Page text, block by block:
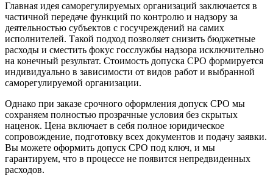
Главная идея саморегулируемых организаций заключается в
частичной передаче функций по контролю и надзору за
деятельностью субъектов с госучреждений на самих
исполнителей. Такой подход позволяет снизить бюджетные
расходы и сместить фокус госслужбы надзора исключительно
на конечный результат. Стоимость допуска СРО формируется
индивидуально в зависимости от видов работ и выбранной
саморегулируемой организации.
Однако при заказе срочного оформления допуск СРО мы
сохраняем полностью прозрачные условия без скрытых
наценок. Цена включает в себя полное юридическое
сопровождение, подготовку всех документов и подачу заявки.
Вы можете оформить допуск СРО под ключ, и мы
гарантируем, что в процессе не появится непредвиденных
расходов.